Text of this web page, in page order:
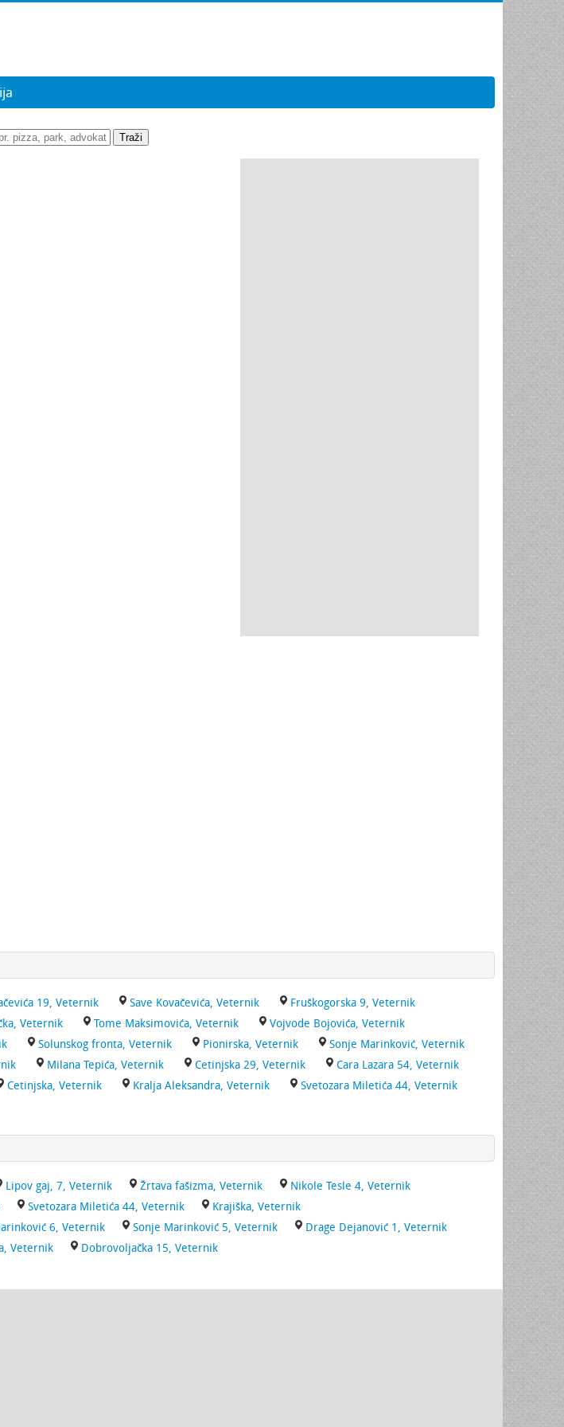
Traži
19, Veternik Save Kovačevića, Veternik
Fruškogorska 9, Veternik
Veternik Tome Maksimovića, Veternik
Vojvode Bojovića, Veternik
Solunskog fronta, Veternik Pionirska, Veternik
Sonje Marinković, Veternik
Milana Tepića, Veternik Cetinjska 29, Veternik
Cara Lazara 54, Veternik
Cetinjska, Veternik Kralja Aleksandra, Veternik
Svetozara Miletića 44, Veternik
Lipov gaj, 7, Veternik Žrtava fašizma, Veternik
Nikole Tesle 4, Veternik
Svetozara Miletića 44, Veternik
Krajiška, Veternik
6, Veternik Sonje Marinković 5, Veternik
Drage Dejanović 1, Veternik
Veternik Dobrovoljačka 15, Veternik